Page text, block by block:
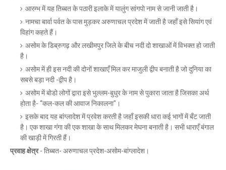
आरम्भ में यह तिब्बत के पठारी इलाके में यालुंग सांगपो नाम से जानी जाती है।
नामचा बार्वा पर्वत के पास मुड़कर अरुणाचल प्रदेश में जाती है जहाँ इसे सियांग एवं
विहांग कहते हैं।
असोम के डिब्रुगढ़ और लखीमपुर जिले के बीच नदी दो शाखाओं में विभक्त हो जाती
है।
असोम में ही इस नदी की दोनों शाखाएँ मिल कर माजुली द्वीप बनाती है जो दुनिया का
सबसे बड़ा नदी -द्वीप है।
असोम में बोडो लोगों द्वारा इसे भुल्लम-बुधुर के नाम से पुकारा जाता है जिसका अर्थ
होता है- “कल-कल की आवाज निकालना"।
इसके बाद यह बांग्लादेश में प्रवेश करती है जहाँ इसकी धारा कई भागों में बँट जाती
है। एक शाखा गंगा की एक शाखा के साथ मिलकर मेघना बनाती है। सभी धाराएँ बंगाल
की खाड़ी में गिरती हैं।
प्रवाह क्षेत्र- तिब्बत- अरुणाचल प्रदेश-असोम-बांग्लादेश।